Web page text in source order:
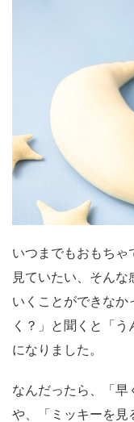
いつまでもおもちゃ
見ていたい、そん
いくことができなか
く？」と聞くと「
になりました。
なんだったら、「早
や、「ミッキーを見